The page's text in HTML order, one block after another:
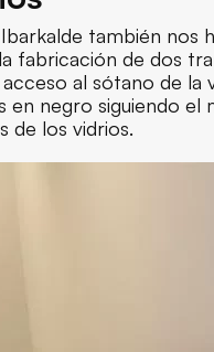
también nos
fabricación de dos
al sótano de la
en negro siguiendo el
de los vidrios.